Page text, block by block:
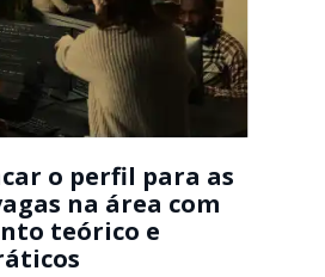
o perfil para as
na área com
teórico e